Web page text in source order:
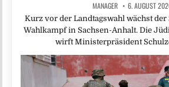
MANAGER 6. AUGUST
Kurz vor der Landtagswahl wächst der
Wahlkampf in Sachsen-Anhalt. Die
wirft Ministerpräsident